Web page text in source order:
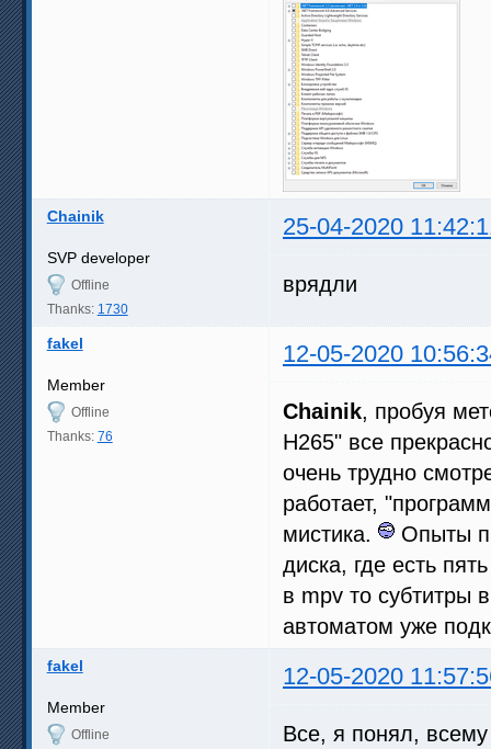
Chainik 25-04-2020
SVP developer
Offline
Thanks: 1730
врядли
fakel 12-05-2020
Member
Offline
Thanks: 76
Chainik, пробуя
H265" все
очень трудно
работает,
мистика.
Опыты
диска, где есть
в mpv то субтитры
автоматом уже
fakel 12-05-2020
Member
Offline
Все, я понял,